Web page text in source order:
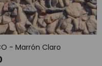
- Marrón Claro